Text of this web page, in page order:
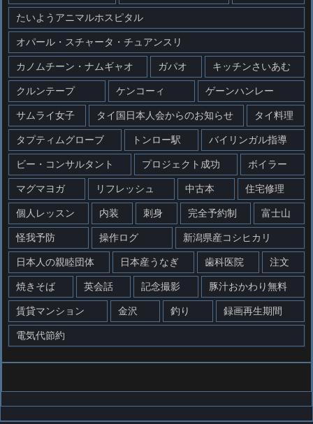
たいようアニマルホスピタル
オパール・スチャータ・チュアンスリ
カノムチーン・ナムギャオ ガパオ キッチンさいあむ
クルンテープ ケンコーィ ゲーンハンレー
サムライ女子 タイ国日本人会からのお知らせ タイ料理
タプティムグローブ トンロー駅 バイリンガル指導
ビー・コンサルタント プロジェクト成功 ボイラー
マグマヨガ リフレッシュ 中古本 住宅修理
個人レッスン 内装 刺身 完全予約制 富士山
怪我予防 操作ログ 新潟県産コシヒカリ
日本人の親睦団体 日本産うなぎ 歯科医院 注文
焼きそば 英会話 記念撮影 豚汁おかわり無料
賃貸マンション 金沢 釣り 録画再生期間
電気代節約